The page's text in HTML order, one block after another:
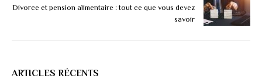
Divorce et pension alimentaire : tout ce que vous devez
savoir
ARTICLES RÉCENTS